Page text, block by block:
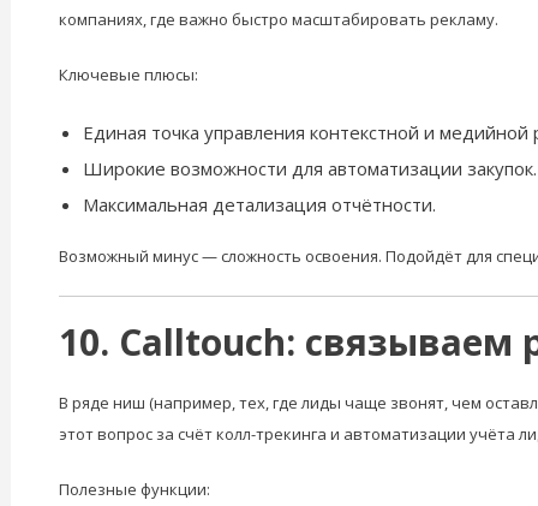
компаниях, где важно быстро масштабировать рекламу.
Ключевые плюсы:
Единая точка управления контекстной и медийной
Широкие возможности для автоматизации закупок.
Максимальная детализация отчётности.
Возможный минус — сложность освоения. Подойдёт для
10. Calltouch:
В ряде ниш (например, тех, где лиды чаще звонят, чем
этот вопрос за счёт колл-трекинга и автоматизации учёта
Полезные функции: